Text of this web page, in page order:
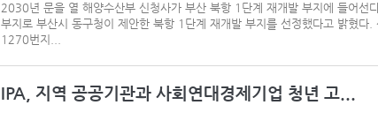
2030년 문을 열 해양수산부 신청사가 부산 북항 1단계 재개발 부지에 들어선
부지로 부산시 동구청이 제안한 북항 1단계 재개발 부지를 선정했다고 밝혔다
1270번지...
IPA, 지역 공공기관과 사회연대경제기업 청년 고...